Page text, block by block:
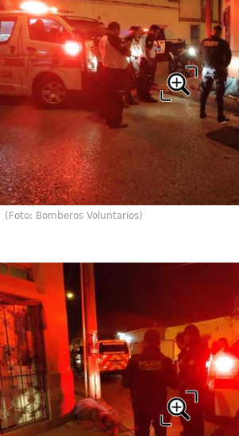
(Foto: Bomberos Voluntarios)